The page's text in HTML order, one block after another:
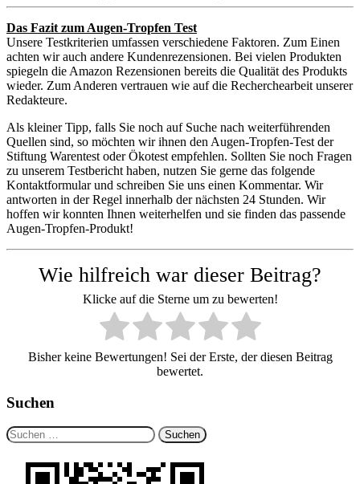
Das Fazit zum Augen-Tropfen Test
Unsere Testkriterien umfassen verschiedene Faktoren. Zum Einen
achten wir auch andere Kundenrezensionen. Bei vielen Produkten
spiegeln die Amazon Rezensionen bereits die Qualität des Produkts
wieder. Zum Anderen vertrauen wie auf die Recherchearbeit unserer
Redakteure.
Als kleiner Tipp, falls Sie noch auf Suche nach weiterführenden
Quellen sind, so möchten wir ihnen den Augen-Tropfen-Test der
Stiftung Warentest oder Ökotest empfehlen. Sollten Sie noch Fragen
zu unserem Testbericht haben, nutzen Sie gerne das folgende
Kontaktformular und schreiben Sie uns einen Kommentar. Wir
antworten in der Regel innerhalb der nächsten 24 Stunden. Wir
hoffen wir konnten Ihnen weiterhelfen und sie finden das passende
Augen-Tropfen-Produkt!
Wie hilfreich war dieser Beitrag?
Klicke auf die Sterne um zu bewerten!
Bisher keine Bewertungen! Sei der Erste, der diesen Beitrag
bewertet.
Suchen
Suchen
nach: